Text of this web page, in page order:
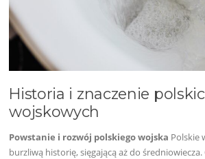
Historia i znaczenie
wojskowych
Powstanie i rozwój polskiego wojska Polskie
burzliwą historię, sięgającą aż do